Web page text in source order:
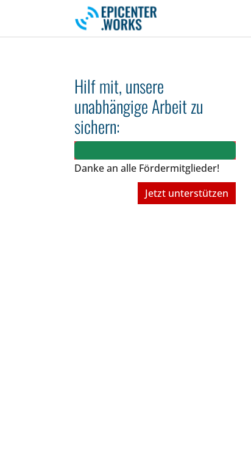
Skip to main navigation
Skip to main content
Skip to page footer
Hilf mit, unsere
unabhängige Arbeit zu
sichern:
Danke an alle Fördermitglieder!
Jetzt unterstützen